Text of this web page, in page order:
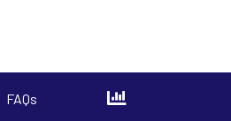
FAQs